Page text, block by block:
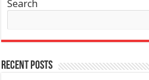
Search
Recent Posts